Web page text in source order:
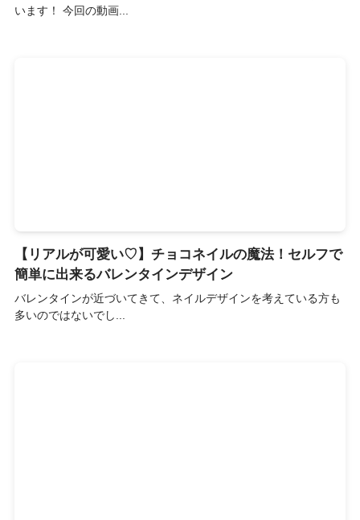
います！ 今回の動画...
【リアルが可愛い♡】チョコネイルの魔法！セルフで
簡単に出来るバレンタインデザイン
バレンタインが近づいてきて、ネイルデザインを考えている方も
多いのではないでし...